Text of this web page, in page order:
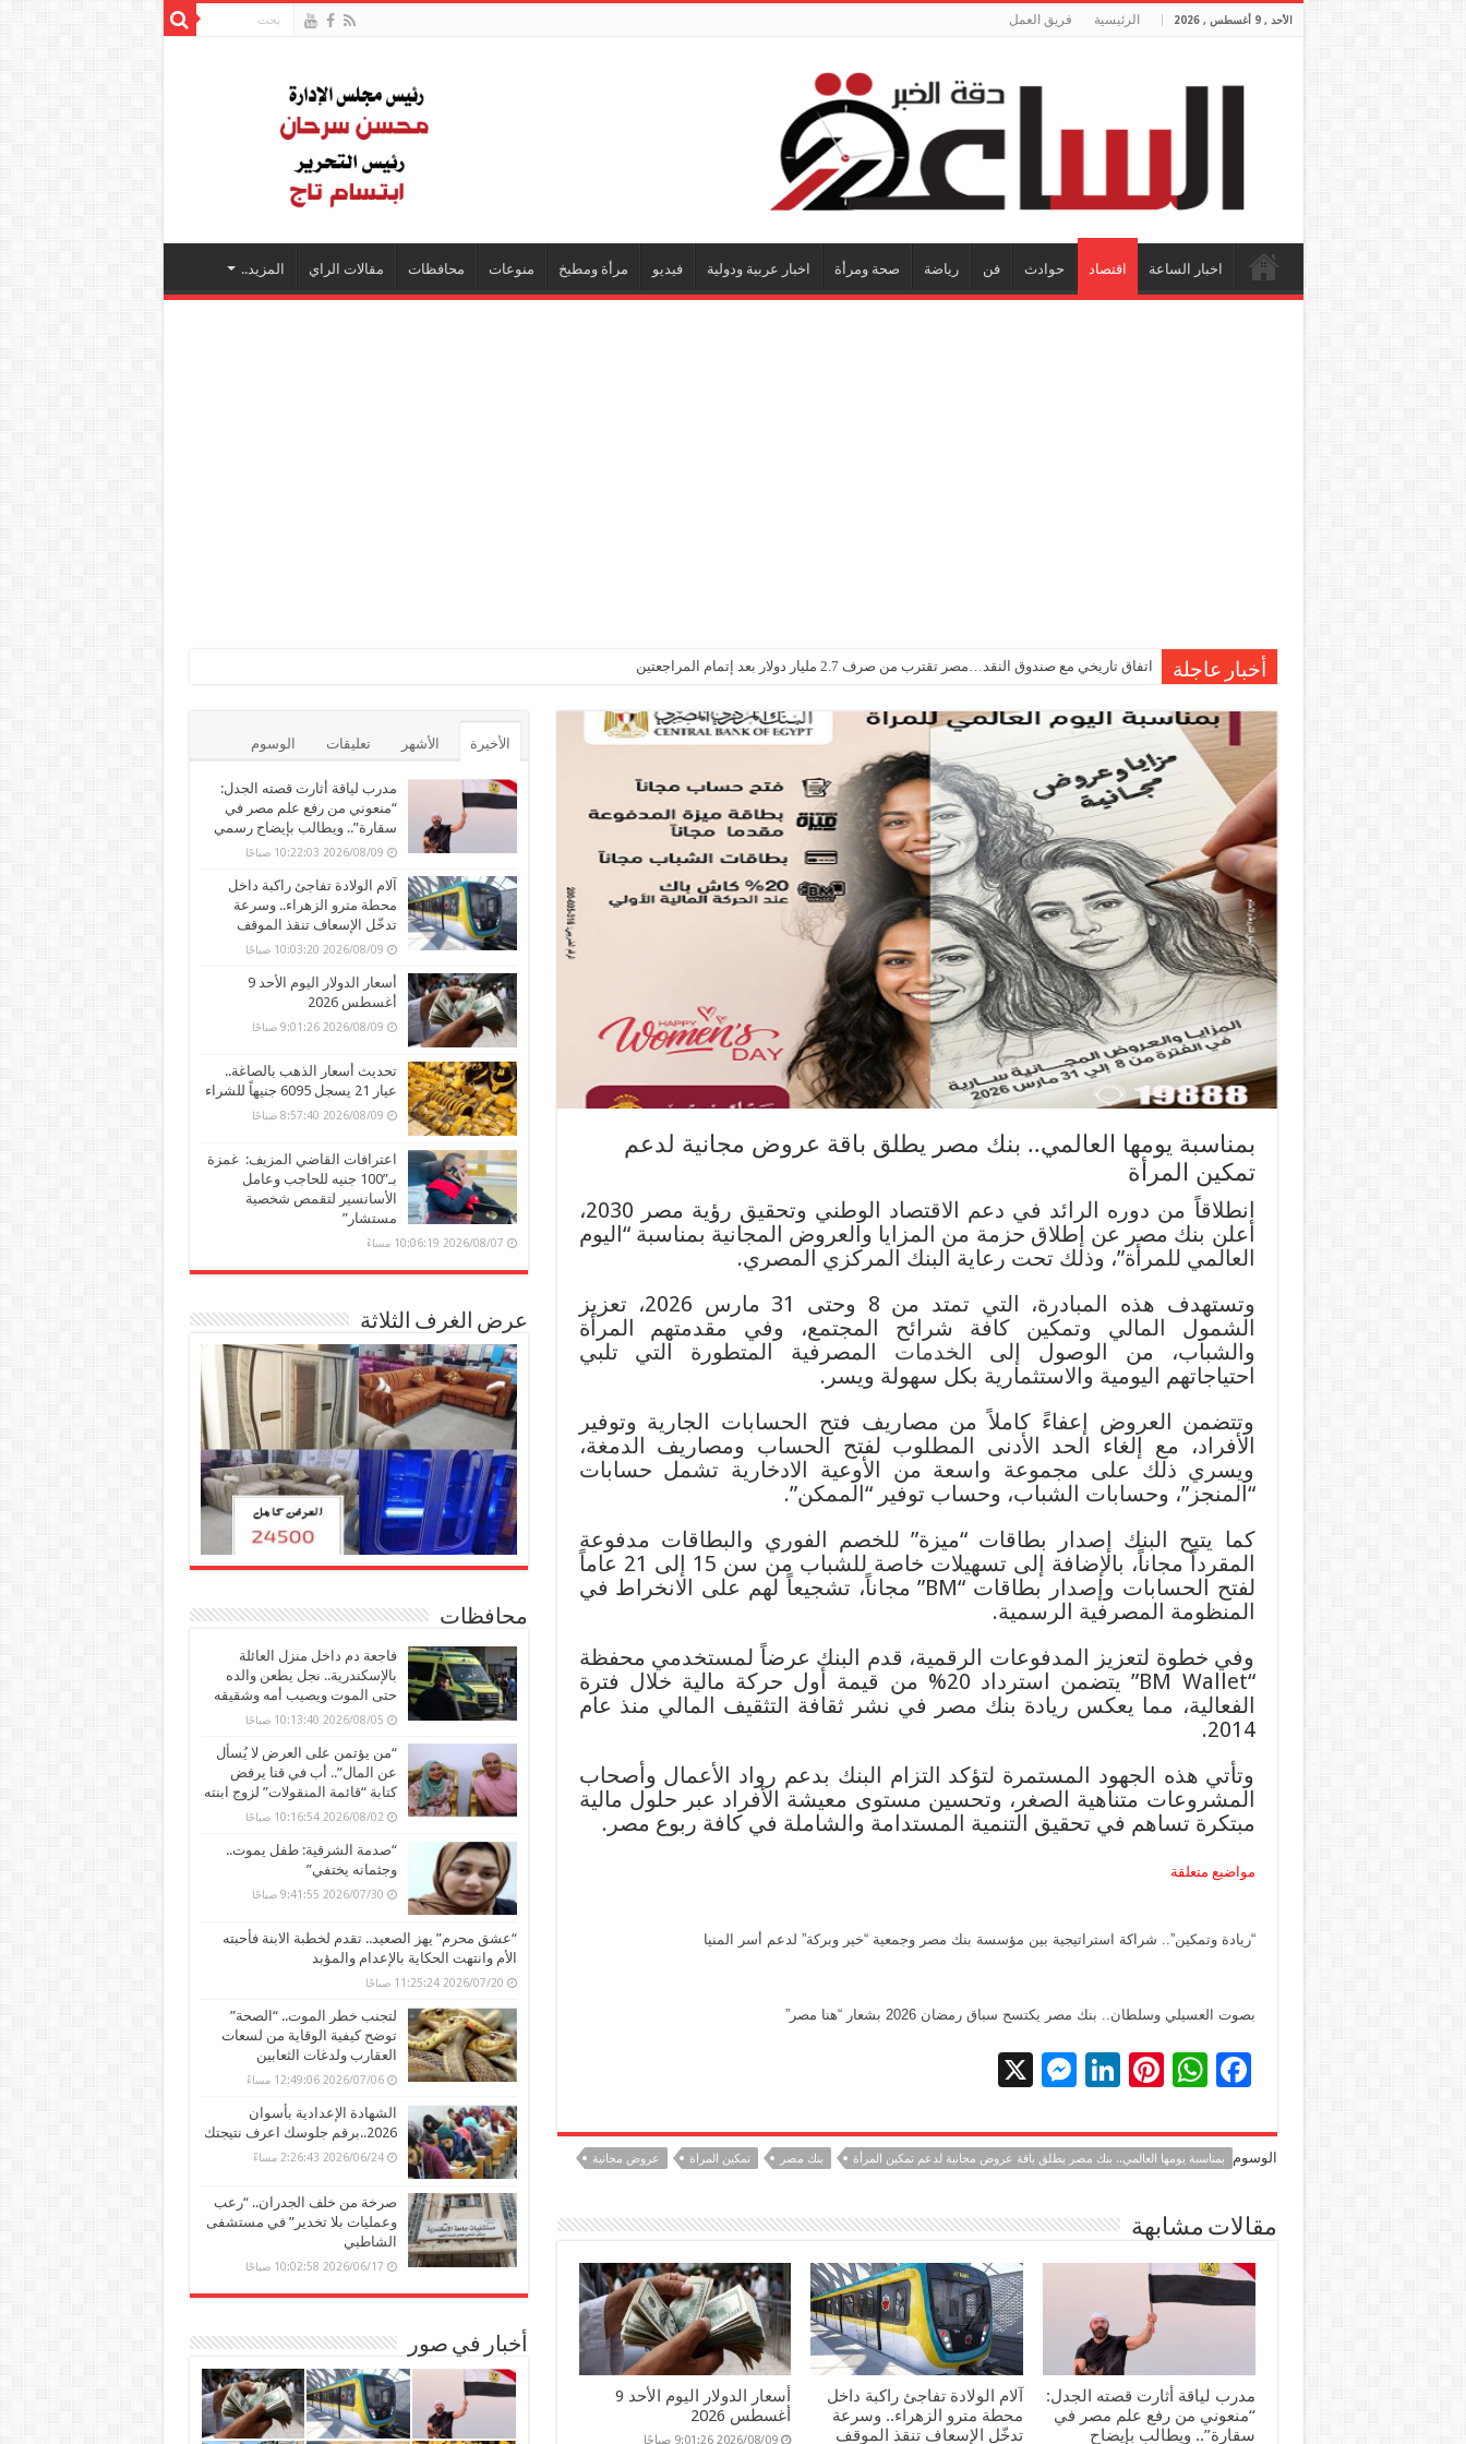
الأحد , 9 أغسطس , 2026 الرئيسية فريق العمل
اخبار الساعة اقتصاد حوادث فن رياضة صحة ومرأة اخبار عربية ودولية فيديو مرأة ومطبخ منوعات محافظات مقالات الراي المزيد..
أخبار عاجلة اتفاق تاريخي مع صندوق النقد…مصر تقترب من صرف 2.7 مليار دولار بعد إتمام المراجعتين
بمناسبة يومها العالمي.. بنك مصر يطلق باقة عروض مجانية لدعم
تمكين المرأة
انطلاقاً من دوره الرائد في دعم الاقتصاد الوطني وتحقيق رؤية مصر 2030،
أعلن بنك مصر عن إطلاق حزمة من المزايا والعروض المجانية بمناسبة “اليوم
العالمي للمرأة”، وذلك تحت رعاية البنك المركزي المصري.
وتستهدف هذه المبادرة، التي تمتد من 8 وحتى 31 مارس 2026، تعزيز
الشمول المالي وتمكين كافة شرائح المجتمع، وفي مقدمتهم المرأة
والشباب، من الوصول إلى الخدمات المصرفية المتطورة التي تلبي
احتياجاتهم اليومية والاستثمارية بكل سهولة ويسر.
وتتضمن العروض إعفاءً كاملاً من مصاريف فتح الحسابات الجارية وتوفير
الأفراد، مع إلغاء الحد الأدنى المطلوب لفتح الحساب ومصاريف الدمغة،
ويسري ذلك على مجموعة واسعة من الأوعية الادخارية تشمل حسابات
“المنجز”، وحسابات الشباب، وحساب توفير “الممكن”.
كما يتيح البنك إصدار بطاقات “ميزة” للخصم الفوري والبطاقات مدفوعة
المقرداً مجاناً، بالإضافة إلى تسهيلات خاصة للشباب من سن 15 إلى 21 عاماً
لفتح الحسابات وإصدار بطاقات “BM” مجاناً، تشجيعاً لهم على الانخراط في
المنظومة المصرفية الرسمية.
وفي خطوة لتعزيز المدفوعات الرقمية، قدم البنك عرضاً لمستخدمي محفظة
“BM Wallet” يتضمن استرداد 20% من قيمة أول حركة مالية خلال فترة
الفعالية، مما يعكس ريادة بنك مصر في نشر ثقافة التثقيف المالي منذ عام
2014.
وتأتي هذه الجهود المستمرة لتؤكد التزام البنك بدعم رواد الأعمال وأصحاب
المشروعات متناهية الصغر، وتحسين مستوى معيشة الأفراد عبر حلول مالية
مبتكرة تساهم في تحقيق التنمية المستدامة والشاملة في كافة ربوع مصر.
مواضيع متعلقة
“ريادة وتمكين”.. شراكة استراتيجية بين مؤسسة بنك مصر وجمعية “خير وبركة” لدعم أسر المنيا
بصوت العسيلي وسلطان.. بنك مصر يكتسح سباق رمضان 2026 بشعار “هنا مصر”
F
e
b
o
k
W
at
sA
p
p
Pi
er
es
t
Li
k
e
dI
n
M
se
n
g
er
الوسوم بمناسبة يومها العالمي.. بنك مصر يطلق باقة عروض مجانية لدعم تمكين المرأة بنك مصر تمكين المراة عروض مجانية
مقالات مشابهة
مدرب لياقة أثارت قصته الجدل:
“منعوني من رفع علم مصر في
سقارة”.. ويطالب بإيضاح
آلام الولادة تفاجئ راكبة داخل
محطة مترو الزهراء.. وسرعة
تدخّل الإسعاف تنقذ الموقف
أسعار الدولار اليوم الأحد 9
أغسطس 2026
2026/08/09 9:01:26 صباحًا
الأخيرة الأشهر تعليقات الوسوم
مدرب لياقة أثارت قصته الجدل:
“منعوني من رفع علم مصر في
سقارة”.. ويطالب بإيضاح رسمي
2026/08/09 10:22:03 صباحًا
آلام الولادة تفاجئ راكبة داخل
محطة مترو الزهراء.. وسرعة
تدخّل الإسعاف تنقذ الموقف
2026/08/09 10:03:20 صباحًا
أسعار الدولار اليوم الأحد 9
أغسطس 2026
2026/08/09 9:01:26 صباحًا
تحديث أسعار الذهب بالصاغة..
عيار 21 يسجل 6095 جنيهاً للشراء
2026/08/09 8:57:40 صباحًا
اعترافات القاضي المزيف: غمزة
بـ”100 جنيه للحاجب وعامل
الأسانسير لتقمص شخصية
مستشار”
2026/08/07 10:06:19 مساءً
عرض الغرف الثلاثة
محافظات
فاجعة دم داخل منزل العائلة
بالإسكندرية.. نجل يطعن والده
حتى الموت ويصيب أمه وشقيقه
2026/08/05 10:13:40 صباحًا
“من يؤتمن على العرض لا يُسأل
عن المال”.. أب في قنا يرفض
كتابة “قائمة المنقولات” لزوج ابنته
2026/08/02 10:16:54 صباحًا
“صدمة الشرقية: طفل يموت..
وجثمانه يختفي”
2026/07/30 9:41:55 صباحًا
“عشق محرم” يهز الصعيد.. تقدم لخطبة الابنة فأحبته
الأم وانتهت الحكاية بالإعدام والمؤبد
2026/07/20 11:25:24 صباحًا
لتجنب خطر الموت.. “الصحة”
توضح كيفية الوقاية من لسعات
العقارب ولدغات الثعابين
2026/07/06 12:49:06 مساءً
الشهادة الإعدادية بأسوان
2026..برقم جلوسك اعرف نتيجتك
2026/06/24 2:26:43 مساءً
صرخة من خلف الجدران.. “رعب
وعمليات بلا تخدير” في مستشفى
الشاطبي
2026/06/17 10:02:58 صباحًا
أخبار في صور